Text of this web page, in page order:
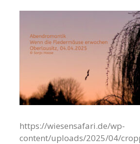
https://wiesensafari.de/wp-
content/uploads/2025/04/